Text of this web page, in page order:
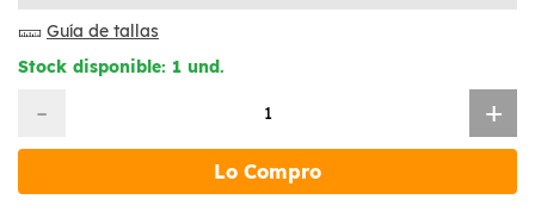
Guía de tallas
Stock disponible: 1 und.
+
-
Lo Compro